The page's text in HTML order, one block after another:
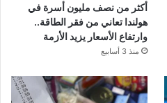
أكثر من نصف مليون أسرة في
هولندا تعاني من فقر الطاقة..
وارتفاع الأسعار يزيد الأزمة
منذ 3 أسابيع